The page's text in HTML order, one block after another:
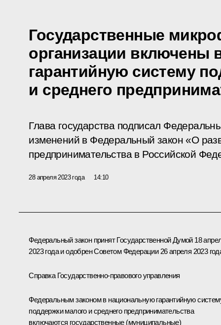
Государственные
организации включены
гарантийную систему
и среднего
Глава государства подписал
изменений в Федеральный закон «О
предпринимательства в Российской
28 апреля 2023 года 14:10
Федеральный закон принят Государственной Думой 18
2023 года и одобрен Советом Федерации 26 апреля 2023
Справка Государственно-правового управления
Федеральным законом в национальную гарантийную
поддержки малого и среднего предпринимательства
включаются государственные (муниципальные)